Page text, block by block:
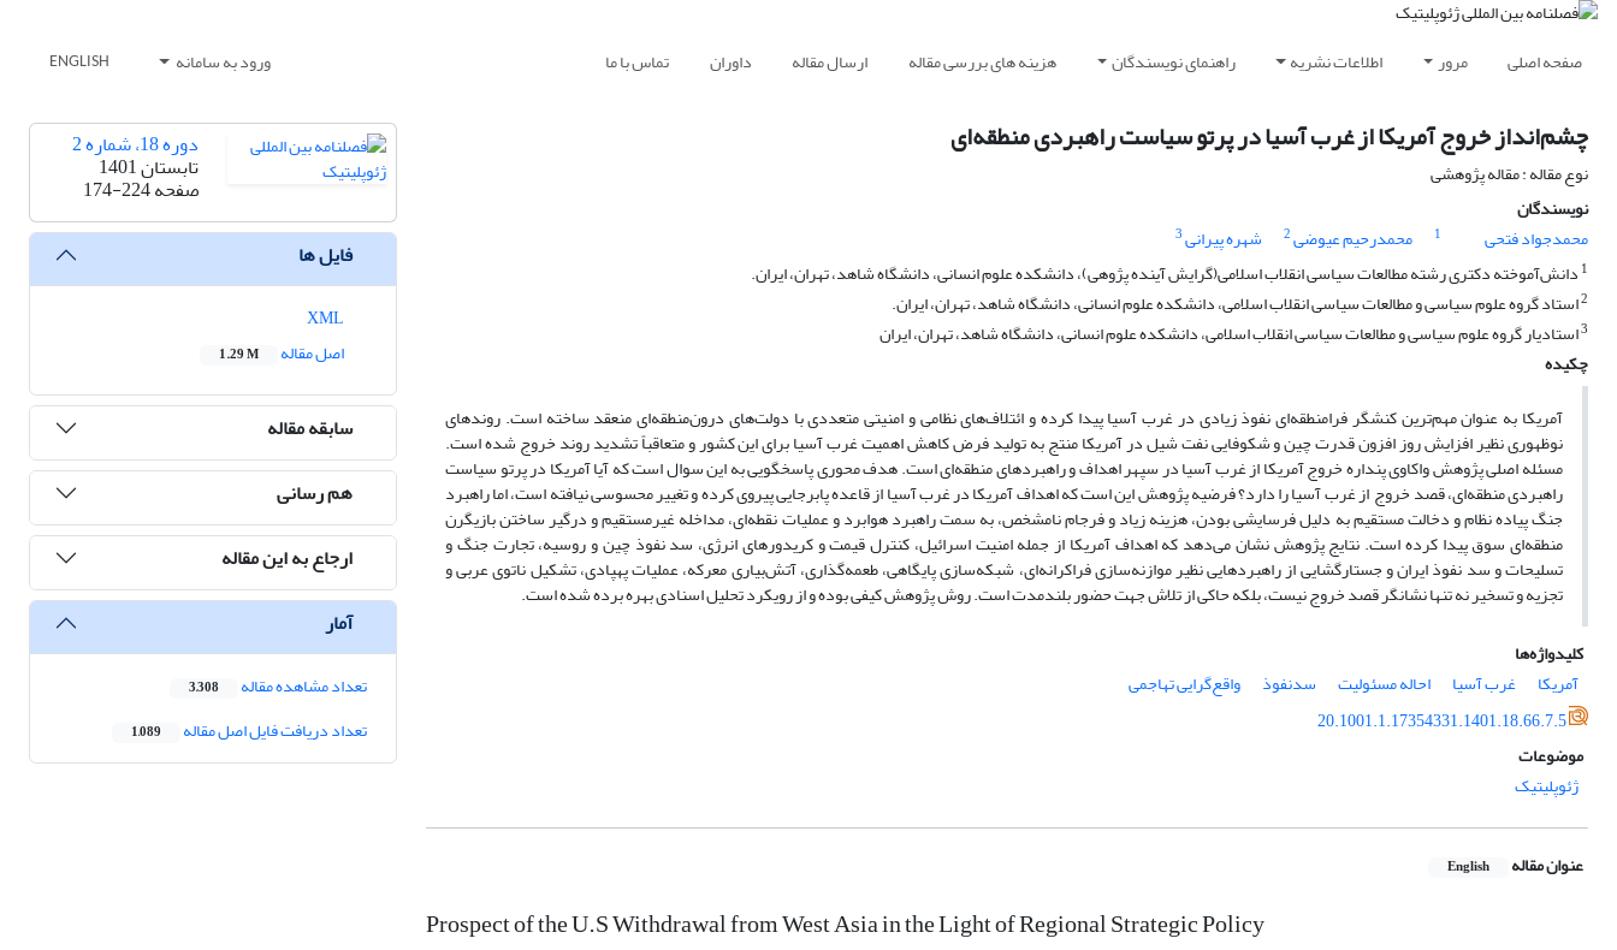
صفحه اصلی مرور اطلاعات نشریه راهنمای نویسندگان هزینه های بررسی مقاله ارسال مقاله داوران تماس با ما ورود به سامانه ENGLISH
چشم‌انداز خروج آمریکا از غرب آسیا در پرتو سیاست راهبردی منطقه‌ای
نوع مقاله : مقاله پژوهشی
نویسندگان
محمدجواد فتحی
1 محمدرحیم عیوضی2 شهره پیرانی3
1 دانش‌آموخته دکتری رشته مطالعات سیاسی انقلاب اسلامی(گرایش آینده پژوهی)، دانشکده علوم انسانی، دانشگاه شاهد، تهران، ایران.
2استاد گروه علوم سیاسی و مطالعات سیاسی انقلاب اسلامی، دانشکده علوم انسانی، دانشگاه شاهد، تهران، ایران.
3استادیار گروه علوم سیاسی و مطالعات سیاسی انقلاب اسلامی، دانشکده علوم انسانی، دانشگاه شاهد، تهران، ایران
چکیده
آمریکا به عنوان مهم‌ترین کنشگر فرامنطقه‌ای نفوذ زیادی در غرب آسیا پیدا کرده و ائتلاف‌های نظامی و امنیتی متعددی با دولت‌های درون‌منطقه‌ای منعقد ساخته است. روندهای
نوظهوری نظیر افزایش روز افزون قدرت چین و شکوفایی نفت شیل در آمریکا منتج به تولید فرض کاهش اهمیت غرب آسیا برای این کشور و متعاقباً تشدید روند خروج شده است.
مسئله اصلی پژوهش واکاوی پنداره خروج آمریکا از غرب آسیا در سپهر اهداف و راهبردهای منطقه‌ای است. هدف محوری پاسخگویی به این سوال است که آیا آمریکا در پرتو سیاست
راهبردی منطقه‌ای، قصد خروج از غرب آسیا را دارد؟ فرضیه پژوهش این است که اهداف آمریکا در غرب آسیا از قاعده پابرجایی پیروی کرده و تغییر محسوسی نیافته است، اما راهبرد
جنگ پیاده نظام و دخالت مستقیم به دلیل فرسایشی بودن، هزینه زیاد و فرجام نامشخص، به سمت راهبرد هوابرد و عملیات نقطه‌ای، مداخله غیرمستقیم و درگیر ساختن بازیگرن
منطقه‌ای سوق پیدا کرده است. نتایج پژوهش نشان می‌دهد که اهداف آمریکا از جمله امنیت اسرائیل، کنترل قیمت و کریدورهای انرژی، سد نفوذ چین و روسیه، تجارت جنگ و
تسلیحات و سد نفوذ ایران و جستارگشایی از راهبردهایی نظیر موازنه‌سازی فراکرانه‌ای، شبکه‌سازی پایگاهی، طعمه‌گذاری، آتش‌بیاری معرکه، عملیات پهپادی، تشکیل ناتوی عربی و
تجزیه و تسخیر نه تنها نشانگر قصد خروج نیست، بلکه حاکی از تلاش جهت حضور بلندمدت است. روش پژوهش کیفی بوده و از رویکرد تحلیل اسنادی بهره برده شده است.
کلیدواژه‌ها
آمریکا
غرب آسیا احاله مسئولیت سدنفوذ
واقع‌گرایی تهاجمی
20.1001.1.17354331.1401.18.66.7.5
موضوعات
ژئوپلیتیک
عنوان مقاله English
Prospect of the U.S Withdrawal from West Asia in the Light of Regional Strategic Policy
دوره 18، شماره 2
تابستان 1401
صفحه174-224
فایل ها
اصل مقاله
1.29 M
سابقه مقاله
هم رسانی
ارجاع به این مقاله
آمار
تعداد مشاهده مقاله 3,308
تعداد دریافت فایل اصل مقاله 1,089